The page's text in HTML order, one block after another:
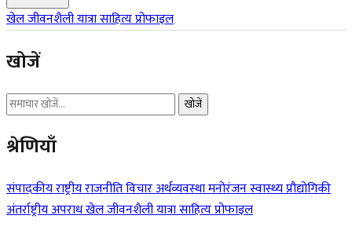
खेलजीवनशैलीयात्रासाहित्यप्रोफाइल
खोजें
खोजें
श्रेणियाँ
संपादकीयराष्ट्रीयराजनीतिविचारअर्थव्यवस्थामनोरंजनस्वास्थ्यप्रौद्योगिकी
अंतर्राष्ट्रीयअपराधखेलजीवनशैलीयात्रासाहित्यप्रोफाइल